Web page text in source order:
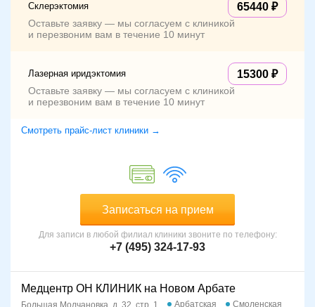
Склерэктомия 65440
Оставьте заявку — мы согласуем с клиникой
и перезвоним вам в течение 10 минут
Лазерная иридэктомия 15300
Оставьте заявку — мы согласуем с клиникой
и перезвоним вам в течение 10 минут
Смотреть прайс-лист клиники →
Записаться на прием
Для записи в любой филиал клиники звоните по телефону:
+7 (495) 324-17-93
Медцентр ОН КЛИНИК на Новом Арбате
Большая Молчановка, д. 32, стр. 1 Арбатская Смоленская